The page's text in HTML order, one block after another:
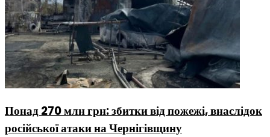
Понад 270 млн грн: збитки від пожежі, внаслідок
російської атаки на Чернігівщину